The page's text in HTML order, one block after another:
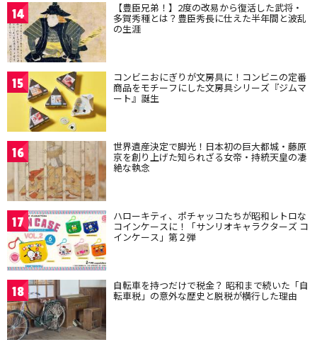
14 【豊臣兄弟！】2度の改易から復活した武将・
多賀秀種とは？豊臣秀長に仕えた半年間と波乱
の生涯
15 コンビニおにぎりが文房具に！コンビニの定番
商品をモチーフにした文房具シリーズ『ジムマ
ート』誕生
16 世界遺産決定で脚光！日本初の巨大都城・藤原
京を創り上げた知られざる女帝・持統天皇の凄
絶な執念
17 ハローキティ、ポチャッコたちが昭和レトロな
コインケースに！「サンリオキャラクターズ コ
インケース」第２弾
18 自転車を持つだけで税金？ 昭和まで続いた「自
転車税」の意外な歴史と脱税が横行した理由